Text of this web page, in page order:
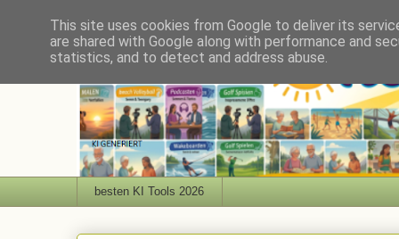
besten KI Tools 2026
This site uses cookies from Google to deliver its
are shared with Google along with performance and
statistics, and to detect and address abuse.